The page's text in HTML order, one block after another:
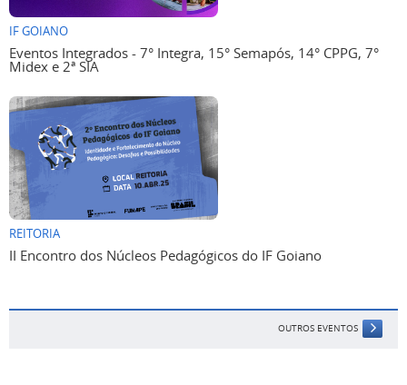
IF GOIANO
Eventos Integrados - 7° Integra, 15° Semapós, 14° CPPG, 7°
Midex e 2ª SIA
REITORIA
II Encontro dos Núcleos Pedagógicos do IF Goiano
OUTROS EVENTOS